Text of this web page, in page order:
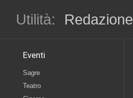
Utilità:
Redazione
Eventi
Sagre
Teatro